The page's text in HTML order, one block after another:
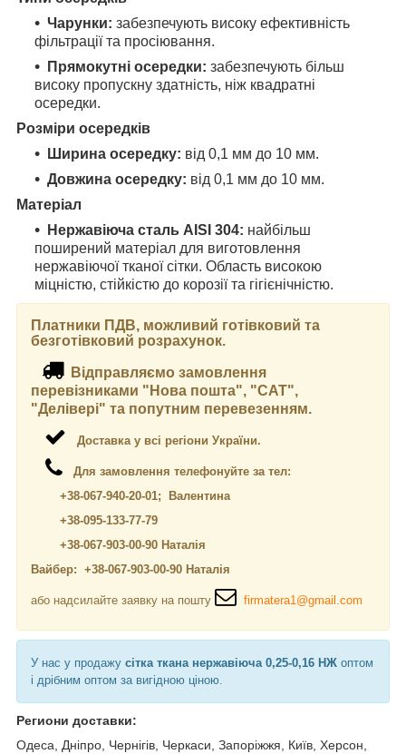
Чарунки: забезпечують високу ефективність
фільтрації та просіювання.
Прямокутні осередки: забезпечують більш
високу пропускну здатність, ніж квадратні
осередки.
Розміри осередків
Ширина осередку: від 0,1 мм до 10 мм.
Довжина осередку: від 0,1 мм до 10 мм.
Матеріал
Нержавіюча сталь AISI 304: найбільш
поширений матеріал для виготовлення
нержавіючої тканої сітки. Область високою
міцністю, стійкістю до корозії та гігієнічністю.
Платники ПДВ, можливий готівковий та
безготівковий розрахунок.
Відправляємо замовлення
перевізниками "Нова пошта", "САТ",
"Делівері" та попутним перевезенням.
Доставка у всі регіони України.
Для замовлення телефонуйте за тел:
+38-067-940-20-01; Валентина
+38-095-133-77-79
+38-067-903-00-90 Наталія
Вайбер: +38-067-903-00-90 Наталія
або надсилайте заявку на пошту firmatera1@gmail.com
У нас у продажу сітка ткана нержавіюча 0,25-0,16 НЖ оптом
і дрібним оптом за вигідною ціною.
Региони доставки:
Одеса, Дніпро, Чернігів, Черкаси, Запоріжжя, Київ, Херсон,